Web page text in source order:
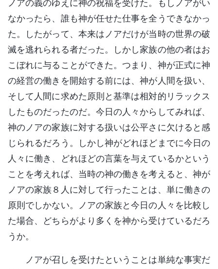
ノアの義のゆえに神の祝福を受けた。もしノアがい
なかったら、誰も神が任せた仕事を全うできなかっ
た。したがって、本来はノアだけが当時の世界の破
滅を逃れられる者だった。しかし家族の他の者はお
こぼれに与ることができた。つまり、神が正式に神
の経営の働きを開始する前には、神が人間を扱い、
そして人間に求めた原則と基準は相対的リラックス
したものだったのだ。今日の人々からしてみれば、
神のノアの家族に対する扱いは公平さに欠けると感
じられるだろう。しかし神がどれほどまでに今日の
人々に働き、どれほどの言葉を与えているかという
ことを考えれば、当時の神の働きを考えると、神が
ノアの家族８人に対して行ったことは、単に働きの
原則でしかない。ノアの家族と今日の人々を比較し
た場合、どちらがより多くを神から受けているだろ
うか。
ノアが召しを受けたということは単純な事実だ